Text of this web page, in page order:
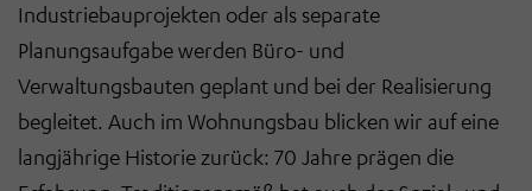
Industriebauprojekten oder als separate
Planungsaufgabe werden Büro- und
Verwaltungsbauten geplant und bei der Realisierung
begleitet. Auch im Wohnungsbau blicken wir auf eine
langjährige Historie zurück: 70 Jahre prägen die